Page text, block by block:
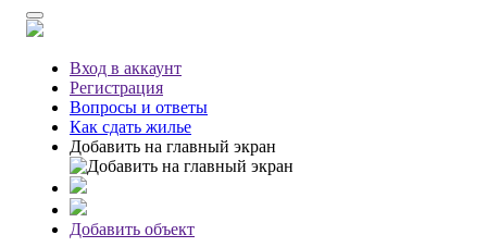
Вход в аккаунт
Регистрация
Вопросы и ответы
Как сдать жилье
Добавить на главный экран
Добавить объект